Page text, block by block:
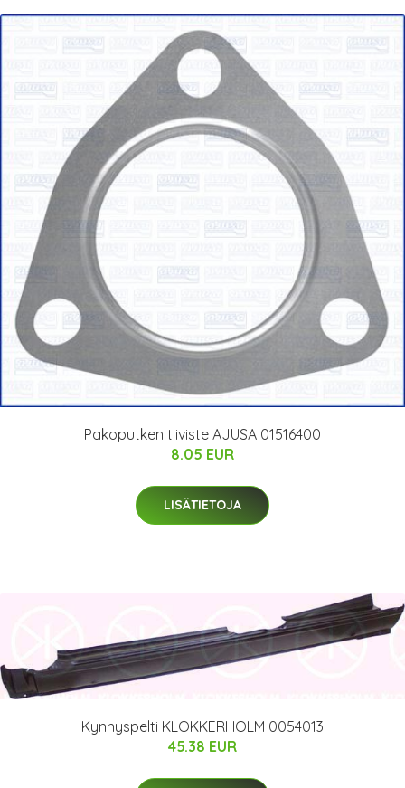
Pakoputken tiiviste AJUSA 01516400
8.05 EUR
LISÄTIETOJA
Kynnyspelti KLOKKERHOLM 0054013
45.38 EUR